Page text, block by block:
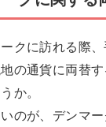
クに訪れる際
の通貨に両替
か。
のが、デンマ